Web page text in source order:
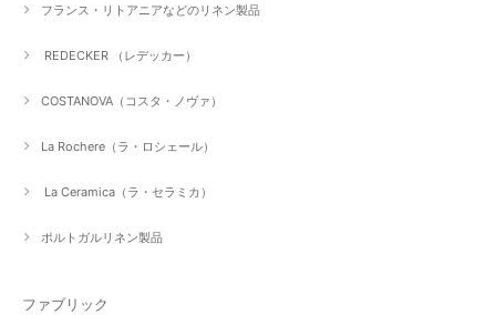
フランス・リトアニアなどのリネン製品
REDECKER （レデッカー）
COSTANOVA（コスタ・ノヴァ）
La Rochere（ラ・ロシェール）
La Ceramica（ラ・セラミカ）
ポルトガルリネン製品
ファブリック